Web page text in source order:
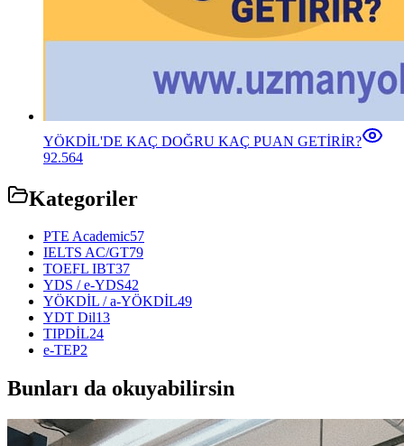
YÖKDİL'DE KAÇ DOĞRU KAÇ PUAN GETİRİR?
92.564
Kategoriler
PTE Academic57
IELTS AC/GT79
TOEFL IBT37
YDS / e-YDS42
YÖKDİL / a-YÖKDİL49
YDT Dil13
TIPDİL24
e-TEP2
Bunları da okuyabilirsin